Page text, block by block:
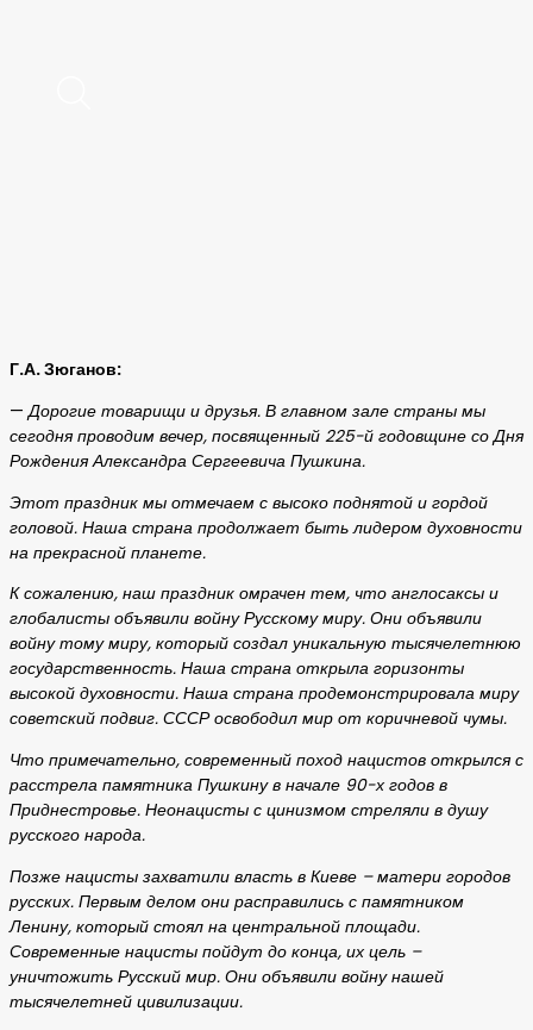
Г.А. Зюганов:
—Дорогие товарищи и друзья. В главном зале страны мы
сегодня проводим вечер, посвященный 225-й годовщине со Дня
Рождения Александра Сергеевича Пушкина.
Этот праздник мы отмечаем с высоко поднятой и гордой
головой. Наша страна продолжает быть лидером духовности
на прекрасной планете.
К сожалению, наш праздник омрачен тем, что англосаксы и
глобалисты объявили войну Русскому миру. Они объявили
войну тому миру, который создал уникальную тысячелетнюю
государственность. Наша страна открыла горизонты
высокой духовности. Наша страна продемонстрировала миру
советский подвиг. СССР освободил мир от коричневой чумы.
Что примечательно, современный поход нацистов открылся с
расстрела памятника Пушкину в начале 90-х годов в
Приднестровье. Неонацисты с цинизмом стреляли в душу
русского народа.
Позже нацисты захватили власть в Киеве – матери городов
русских. Первым делом они расправились с памятником
Ленину, который стоял на центральной площади.
Современные нацисты пойдут до конца, их цель –
уничтожить Русский мир. Они объявили войну нашей
тысячелетней цивилизации.